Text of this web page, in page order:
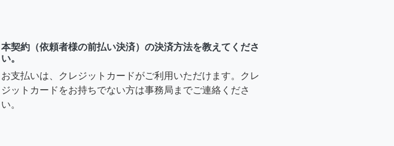
本契約（依頼者様の前払い決済）の決済方法を教えてくださ
い。
お支払いは、クレジットカードがご利用いただけます。クレ
ジットカードをお持ちでない方は事務局までご連絡くださ
い。